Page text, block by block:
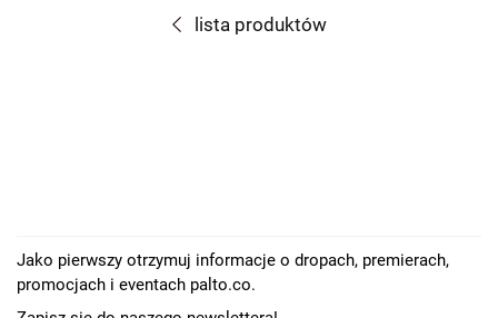
lista produktów
Jako pierwszy otrzymuj informacje o dropach, premierach,
promocjach i eventach palto.co.